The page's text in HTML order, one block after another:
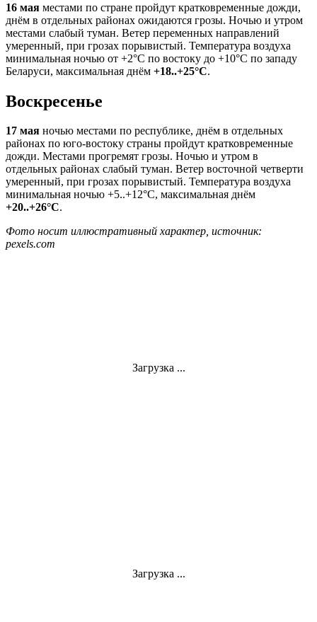
16 мая местами по стране пройдут кратковременные дожди,
днём в отдельных районах ожидаются грозы. Ночью и утром
местами слабый туман. Ветер переменных направлений
умеренный, при грозах порывистый. Температура воздуха
минимальная ночью от +2°С по востоку до +10°С по западу
Беларуси, максимальная днём +18..+25°С.
Воскресенье
17 мая ночью местами по республике, днём в отдельных
районах по юго-востоку страны пройдут кратковременные
дожди. Местами прогремят грозы. Ночью и утром в
отдельных районах слабый туман. Ветер восточной четверти
умеренный, при грозах порывистый. Температура воздуха
минимальная ночью +5..+12°С, максимальная днём
+20..+26°С.
Фото носит иллюстративный характер, источник:
pexels.com
Загрузка ...
Загрузка ...